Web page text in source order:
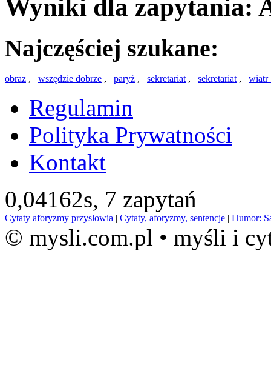
Wyniki dla zapytania:
Najczęściej szukane:
obraz , wszędzie dobrze , paryż , sekretariat, sekretariat, wiatr
Regulamin
Polityka Prywatności
Kontakt
0,04162s, 7 zapytań
Cytaty aforyzmy przysłowia | Cytaty, aforyzmy, sentencje | Humor:
© mysli.com.pl • myśli i